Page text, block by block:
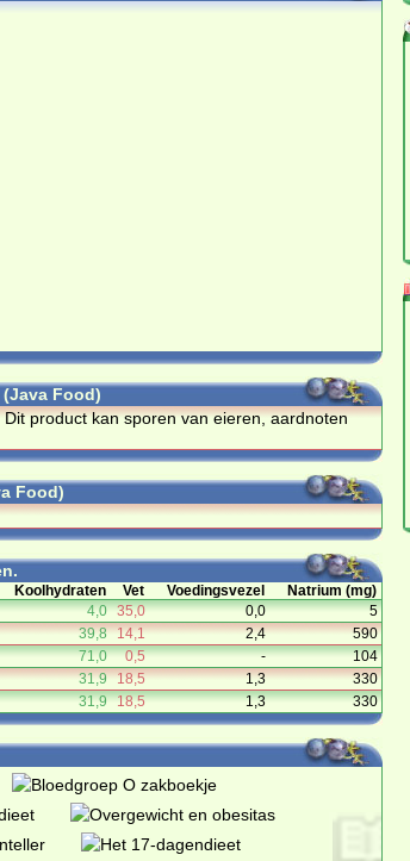
Food)
product kan sporen van eieren, aardnoten
Food)
Koolhydraten Vet Voedingsvezel
Natrium (mg)
4,0 35,0 0,0
5
39,8 14,1 2,4
590
71,0 0,5 -
104
31,9 18,5 1,3
330
31,9 18,5 1,3 330